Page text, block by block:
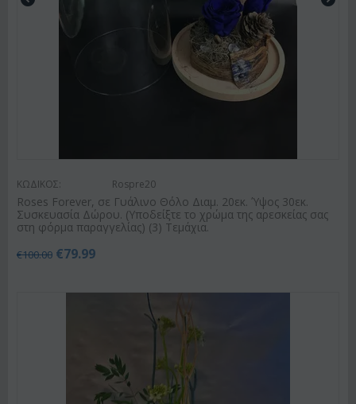
ΚΩΔΙΚΟΣ: Rospre20
Roses Forever, σε Γυάλινο Θόλο Διαμ. 20εκ. Ύψος 30εκ.
Συσκευασία Δώρου. (Υποδείξτε το χρώμα της αρεσκείας σας
στη φόρμα παραγγελίας) (3) Τεμάχια.
€100.00 €79.99